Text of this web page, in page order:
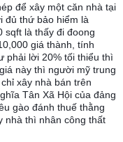
để xây một căn nhà tại
đủ thứ bảo hiểm là
sqft là thấy đi đoong
giá thành, tính
phải lời 20% tối thiểu thì
này thì người mỹ trung
xây nhà bán trên
Tân Xã Hội của đảng
gào đánh thuế thằng
nhà thì nhân công thất